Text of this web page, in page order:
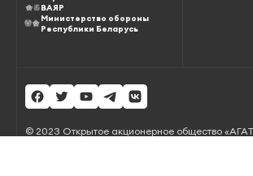
© 2023 Открытое акционерное общество
ВАЯР
Министерство обороны
Республики Беларусь